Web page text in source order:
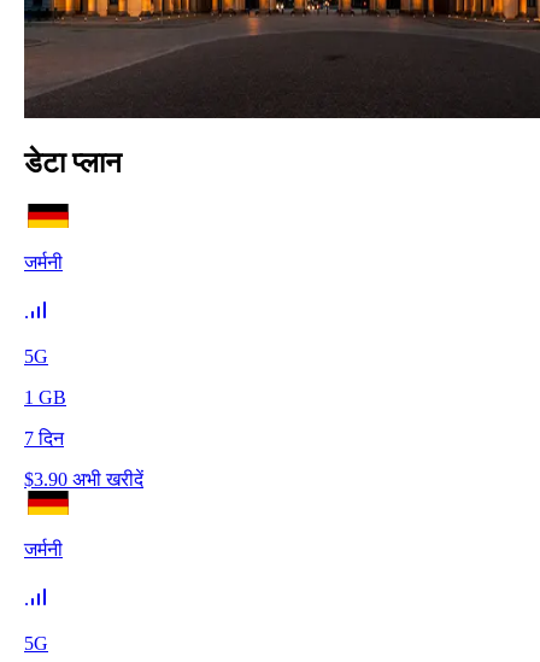
डेटा प्लान
जर्मनी
5G
1 GB
7 दिन
$3.90 अभी खरीदें
जर्मनी
5G